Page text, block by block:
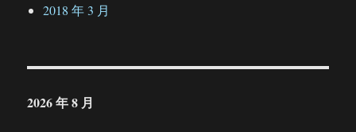
2018 年 3 月
2026 年 8 月